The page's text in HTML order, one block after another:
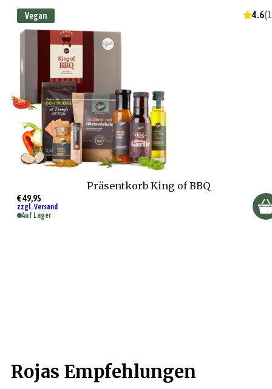
Vegan 4.6(
Präsentkorb King of BBQ
€ 49,95
zzgl. Versand
Auf Lager
Rojas Empfehlungen